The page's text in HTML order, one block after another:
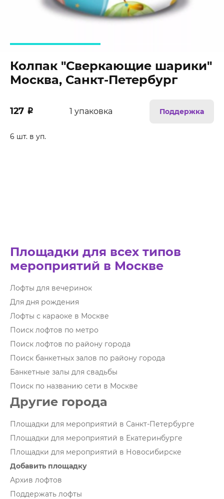
Колпак "Сверкающие шарики"
Москва, Санкт-Петербург
127 ₽ 1 упаковка Поддержка
6 шт. в уп.
Площадки для всех типов
мероприятий в Москве
Лофты для вечеринок
Для дня рождения
Лофты с караоке в Москве
Поиск лофтов по метро
Поиск лофтов по району города
Поиск банкетных залов по району города
Банкетные залы для свадьбы
Поиск по названию сети в Москве
Другие города
Площадки для мероприятий в Санкт-Петербурге
Площадки для мероприятий в Екатеринбурге
Площадки для мероприятий в Новосибирске
Добавить площадку
Архив лофтов
Поддержать лофты